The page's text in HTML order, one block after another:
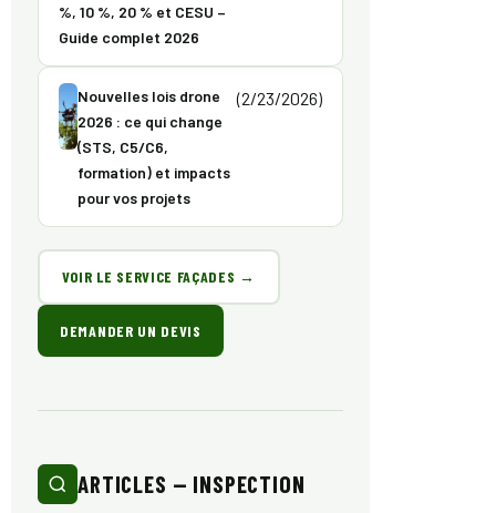
%, 10 %, 20 % et CESU –
Guide complet 2026
Nouvelles lois drone
2026 : ce qui change
(STS, C5/C6,
formation) et impacts
pour vos projets
(2/23/2026)
VOIR LE SERVICE FAÇADES →
DEMANDER UN DEVIS
ARTICLES — INSPECTION